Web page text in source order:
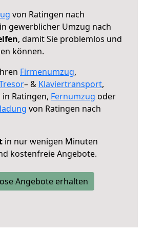
von Ratingen nach
gewerblicher Umzug nach
, damit Sie problemlos und
können.
Firmenumzug,
– & Klaviertransport,
in Ratingen, Fernumzug oder
von Ratingen nach
in nur wenigen Minuten
kostenfreie Angebote.
Angebote erhalten